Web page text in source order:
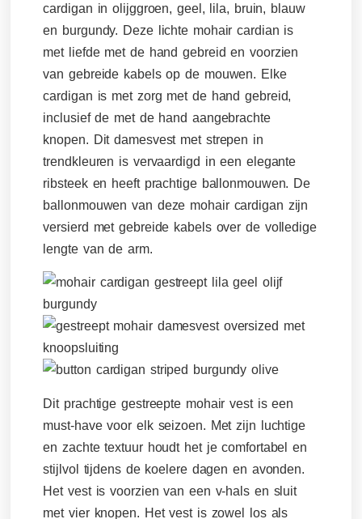
cardigan in olijggroen, geel, lila, bruin, blauw
en burgundy. Deze lichte mohair cardian is
met liefde met de hand gebreid en voorzien
van gebreide kabels op de mouwen. Elke
cardigan is met zorg met de hand gebreid,
inclusief de met de hand aangebrachte
knopen. Dit damesvest met strepen in
trendkleuren is vervaardigd in een elegante
ribsteek en heeft prachtige ballonmouwen. De
ballonmouwen van deze mohair cardigan zijn
versierd met gebreide kabels over de volledige
lengte van de arm.
Dit prachtige gestreepte mohair vest is een
must-have voor elk seizoen. Met zijn luchtige
en zachte textuur houdt het je comfortabel en
stijlvol tijdens de koelere dagen en avonden.
Het vest is voorzien van een v-hals en sluit
met vier knopen. Het vest is zowel los als